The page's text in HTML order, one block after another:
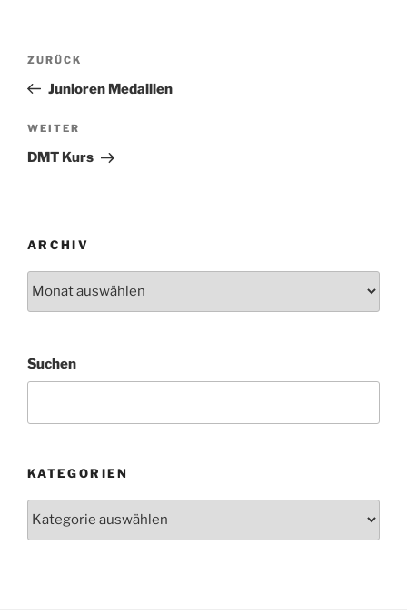
Beitragsnavigation
Vorheriger
Beitrag
ZURÜCK
Junioren Medaillen
Nächster
Beitrag
WEITER
DMT Kurs
ARCHIV
Suchen
KATEGORIEN